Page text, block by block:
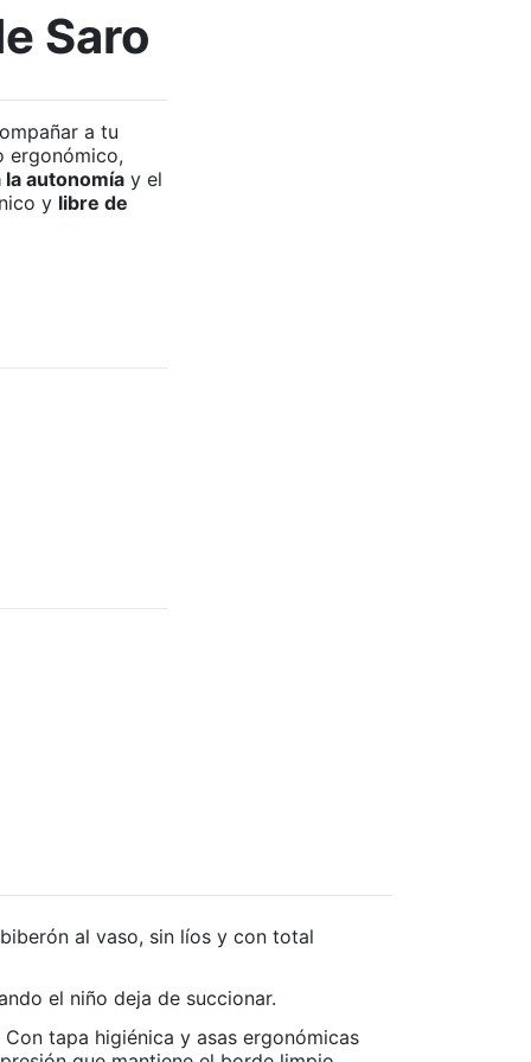
Saro
a tu
ergonómico,
autonomíay el
y libre de
al vaso, sin líos y con total
el niño deja de succionar.
tapa higiénica y asas ergonómicas